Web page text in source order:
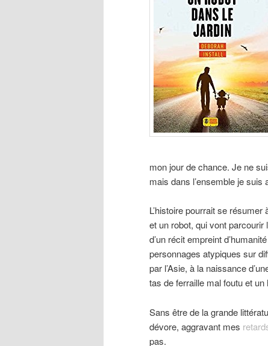
mon jour de chance. Je ne
mais dans l’ensemble je
L’histoire pourrait se
et un robot, qui vont parcourir
d’un récit empreint
personnages atypiques sur
par l’Asie, à la naissance
tas de ferraille mal foutu et
Sans être de la grande
dévore, aggravant mes
pas.